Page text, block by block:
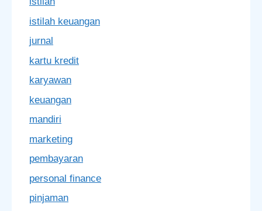
istilah keuangan
jurnal
kartu kredit
karyawan
keuangan
mandiri
marketing
pembayaran
personal finance
pinjaman